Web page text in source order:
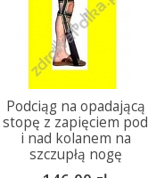
Podciąg na opadającą
stopę z zapięciem pod
i nad kolanem na
szczupłą nogę